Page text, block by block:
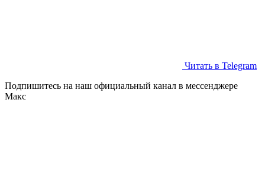
Читать в Telegram
Подпишитесь на наш официальный канал в мессенджере
Макс